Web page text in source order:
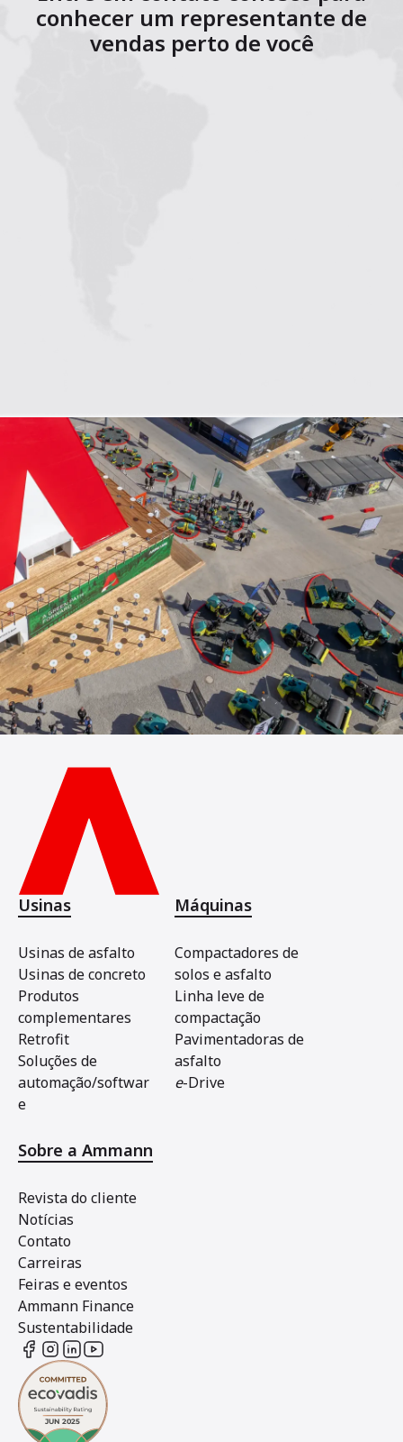
conhecer um representante de
vendas perto de você
Usinas
Usinas de asfalto
Usinas de concreto
Produtos
complementares
Retrofit
Soluções de
automação/softwar
e
Máquinas
Compactadores de
solos e asfalto
Linha leve de
compactação
Pavimentadoras de
asfalto
e-Drive
Sobre a Ammann
Revista do cliente
Notícias
Contato
Carreiras
Feiras e eventos
Ammann Finance
Sustentabilidade